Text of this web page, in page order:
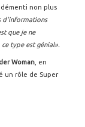
non plus
d'informations
que je ne
type est génial».
Woman , en
un rôle de Super